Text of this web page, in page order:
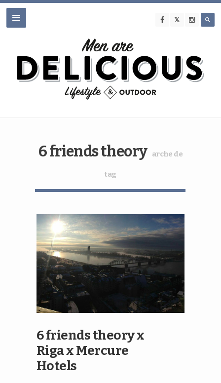
6 friends theory arche de
tag
6 friends theory x
Riga x Mercure
Hotels